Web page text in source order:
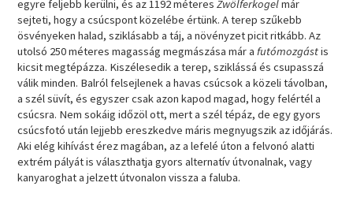
egyre feljebb kerülni, és az 1192 méteresZwölferkogelmár
sejteti, hogy a csúcspont közelébe értünk. A terep szűkebb
ösvényeken halad, sziklásabb a táj, a növényzet picit ritkább. Az
utolsó 250 méteres magasság megmászása már afutómozgástis
kicsit megtépázza. Kiszélesedik a terep, sziklássá és csupasszá
válik minden. Balról felsejlenek a havas csúcsok a közeli távolban,
a szél süvít, és egyszer csak azon kapod magad, hogy felértél a
csúcsra. Nem sokáig időzöl ott, mert a szél tépáz, de egy gyors
csúcsfotó után lejjebb ereszkedve máris megnyugszik az időjárás.
Aki elég kihívást érez magában, az a lefelé úton a felvonó alatti
extrém pályát is választhatja gyors alternatív útvonalnak, vagy
kanyaroghat a jelzett útvonalon vissza a faluba.